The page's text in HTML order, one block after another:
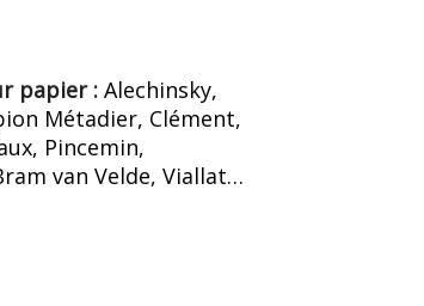
papier :Alechinsky,
Métadier, Clément,
Pincemin,
van Velde, Viallat…